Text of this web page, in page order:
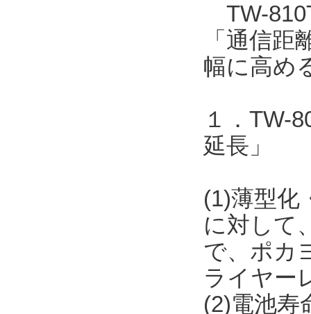
TW-
「通信
幅に高め
１．TW-
延長」
(1)薄型化
に対して
で、ポカ
ライヤー
(2)電池寿